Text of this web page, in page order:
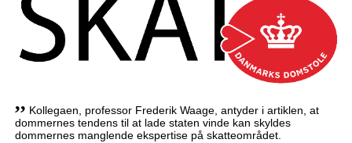
,, Kollegaen, professor Frederik Waage, antyder i artiklen, at
dommernes tendens til at lade staten vinde kan skyldes
dommernes manglende ekspertise på skatteområdet.